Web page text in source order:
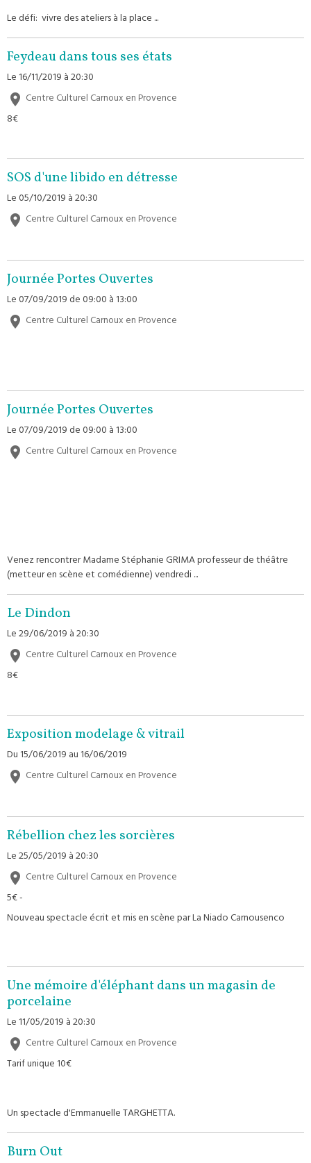
Le défi: vivre des ateliers à la place ...
Feydeau dans tous ses états
Le 16/11/2019à 20:30
Centre Culturel Carnoux en Provence
8€
SOS d'une libido en détresse
Le 05/10/2019à 20:30
Centre Culturel Carnoux en Provence
Journée Portes Ouvertes
Le 07/09/2019de 09:00à 13:00
Centre Culturel Carnoux en Provence
Journée Portes Ouvertes
Le 07/09/2019de 09:00à 13:00
Centre Culturel Carnoux en Provence
Venez rencontrer Madame Stéphanie GRIMA professeur de théâtre
(metteur en scène et comédienne) vendredi ...
Le Dindon
Le 29/06/2019à 20:30
Centre Culturel Carnoux en Provence
8€
Exposition modelage & vitrail
Du 15/06/2019au 16/06/2019
Centre Culturel Carnoux en Provence
Rébellion chez les sorcières
Le 25/05/2019à 20:30
Centre Culturel Carnoux en Provence
5€ -
Nouveau spectacle écrit et mis en scène par La Niado Carnousenco
Une mémoire d'éléphant dans un magasin de
porcelaine
Le 11/05/2019à 20:30
Centre Culturel Carnoux en Provence
Tarif unique 10€
Un spectacle d'Emmanuelle TARGHETTA.
Burn Out